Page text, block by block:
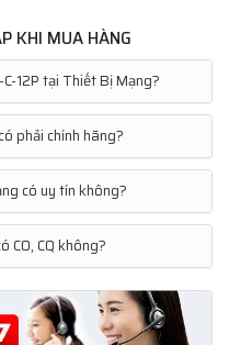
KHI MUA HÀNG
12P tại Thiết Bị Mạng?
phải chính hãng?
có uy tín không?
CO, CQ không?